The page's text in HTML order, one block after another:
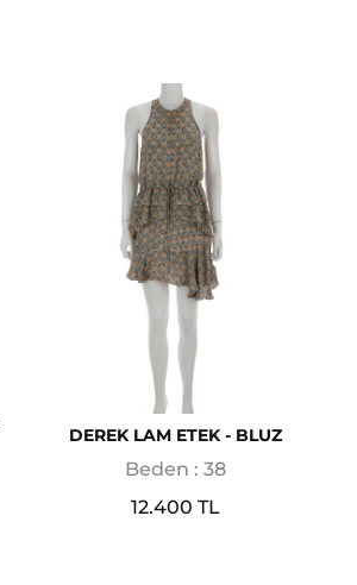
DEREK LAM ETEK - BLUZ
Beden : 38
12.400 TL